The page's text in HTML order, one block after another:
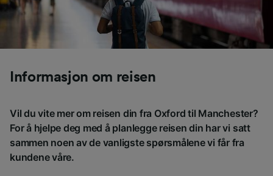
Informasjon om reisen
Vil du vite mer om reisen din fra Oxford til Manchester?
For å hjelpe deg med å planlegge reisen din har vi satt
sammen noen av de vanligste spørsmålene vi får fra
kundene våre.